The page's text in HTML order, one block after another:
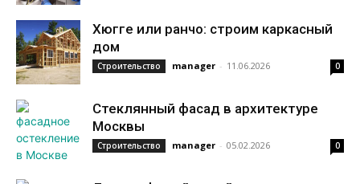
Хюгге или ранчо: строим каркасный
дом
Строительство manager - 11.06.2026 0
Стеклянный фасад в архитектуре
Москвы
Строительство manager - 05.02.2026 0